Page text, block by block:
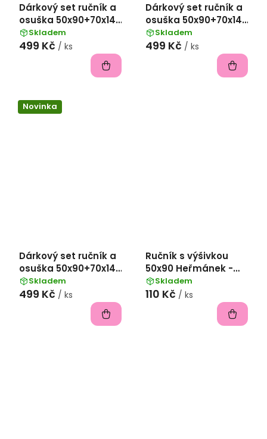
Dárkový set ručník a
osuška 50x90+70x140
froté s výšivkou piva
- antracitová
Skladem
499 Kč / ks
Dárkový set ručník a
osuška 50x90+70x140
froté s výšivkou piva
- béžová
Skladem
499 Kč / ks
Novinka
Dárkový set ručník a
osuška 50x90+70x140
froté s výšivkou piva
- šedá
Skladem
499 Kč / ks
Ručník s výšivkou
50x90 Heřmánek -
BíláSkladem
110 Kč / ks